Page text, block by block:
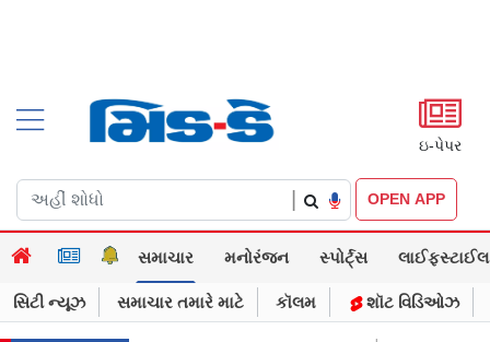
ઇ-પેપર
OPEN APP
સમાચાર મનોરંજન સ્પોર્ટ્સ લાઈફસ્ટાઈલ
સિટી ન્યૂઝ સમાચાર તમારે માટે કૉલમ શૉટ વિડિઓઝ